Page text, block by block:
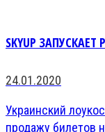
SKYUP
24.01.2020
Украинский
продажу билетов